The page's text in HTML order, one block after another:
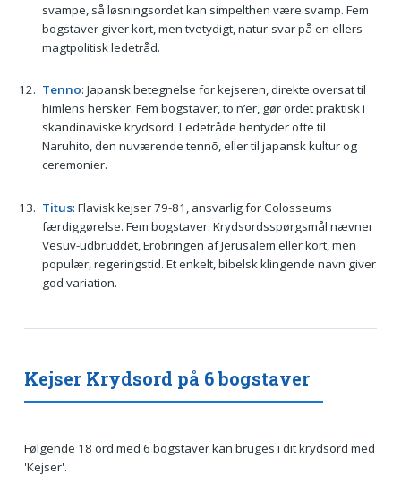
svampe, så løsningsordet kan simpelthen være svamp. Fem
bogstaver giver kort, men tvetydigt, natur-svar på en ellers
magtpolitisk ledetråd.
Tenno: Japansk betegnelse for kejseren, direkte oversat til
himlens hersker. Fem bogstaver, to n’er, gør ordet praktisk i
skandinaviske krydsord. Ledetråde hentyder ofte til
Naruhito, den nuværende tennō, eller til japansk kultur og
ceremonier.
Titus: Flavisk kejser 79-81, ansvarlig for Colosseums
færdiggørelse. Fem bogstaver. Krydsordsspørgsmål nævner
Vesuv-udbruddet, Erobringen af Jerusalem eller kort, men
populær, regeringstid. Et enkelt, bibelsk klingende navn giver
god variation.
Kejser Krydsord på 6 bogstaver
Følgende 18 ord med 6 bogstaver kan bruges i dit krydsord med
'Kejser'.